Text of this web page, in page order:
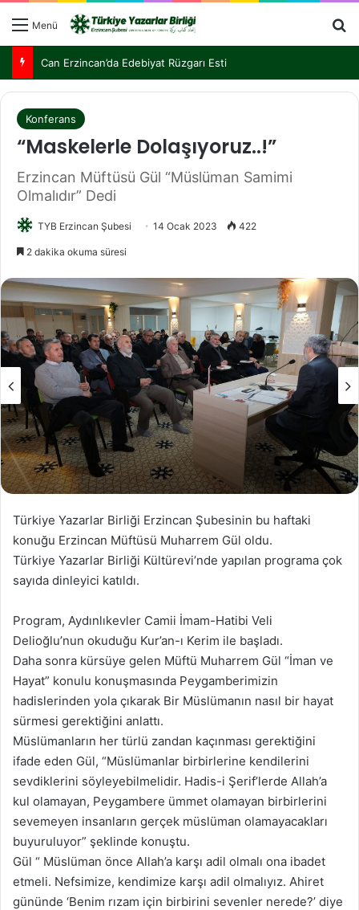
Menü
Konferans
“Maskelerle Dolaşıyoruz..!”
Erzincan Müftüsü Gül “Müslüman Samimi
Olmalıdır” Dedi
TYB Erzincan Şubesi 14 Ocak 2023 422
2 dakika okuma süresi
Türkiye Yazarlar Birliği Erzincan Şubesinin bu haftaki
konuğu Erzincan Müftüsü Muharrem Gül oldu.
Türkiye Yazarlar Birliği Kültürevi’nde yapılan programa çok
sayıda dinleyici katıldı.
Program, Aydınlıkevler Camii İmam-Hatibi Veli
Delioğlu’nun okuduğu Kur’an-ı Kerim ile başladı.
Daha sonra kürsüye gelen Müftü Muharrem Gül “İman ve
Hayat” konulu konuşmasında Peygamberimizin
hadislerinden yola çıkarak Bir Müslümanın nasıl bir hayat
sürmesi gerektiğini anlattı.
Müslümanların her türlü zandan kaçınması gerektiğini
ifade eden Gül, “Müslümanlar birbirlerine kendilerini
sevdiklerini söyleyebilmelidir. Hadis-i Şerif’lerde Allah’a
kul olamayan, Peygambere ümmet olamayan birbirlerini
sevemeyen insanların gerçek müslüman olamayacakları
buyuruluyor” şeklinde konuştu.
Gül “ Müslüman önce Allah’a karşı adil olmalı ona ibadet
etmeli. Nefsimize, kendimize karşı adil olmalıyız. Ahiret
gününde ‘Benim rızam için birbirini sevenler nerede?’ diye